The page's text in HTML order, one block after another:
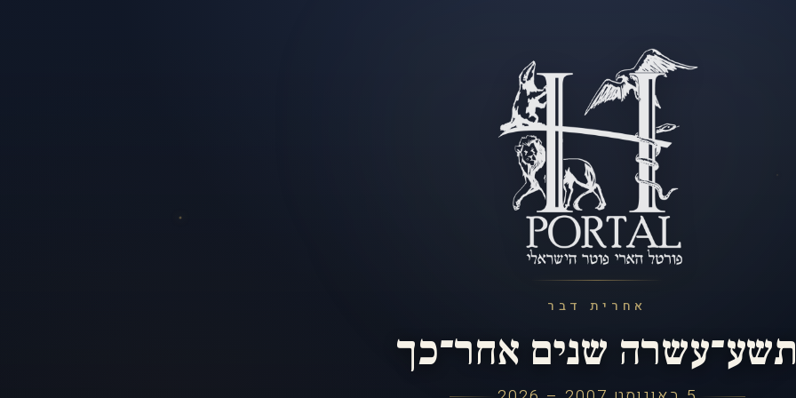
אחרית דבר
שנים אחר־כך